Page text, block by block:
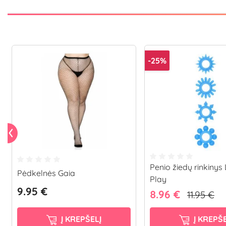
Pėdkelnės Gaia
9.95 €
Į KREPŠELĮ
-25%
Penio žiedų rinkinys
Play
8.96 € 11.95 €
Į